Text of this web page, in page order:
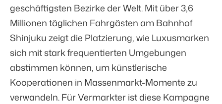
geschäftigsten Bezirke der Welt. Mit über3,6
Millionentäglichen Fahrgästen am Bahnhof
Shinjuku zeigt die Platzierung, wie Luxusmarken
sich mit stark frequentierten Umgebungen
abstimmen können, um künstlerische
Kooperationen in Massenmarkt-Momente zu
verwandeln. Für Vermarkter ist diese Kampagne